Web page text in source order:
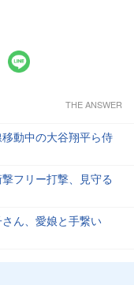
THE ANSWER
動中の大谷翔平ら侍
フリー打撃、見守る
ん、愛娘と手繋い